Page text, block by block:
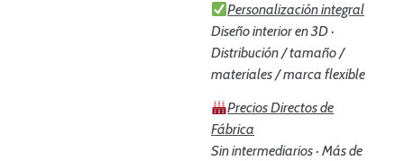
Personalización integral
Diseño interior en 3D ·
Distribución / tamaño /
materiales / marca flexible
Precios Directos de
Fábrica
Sin intermediarios · Más de